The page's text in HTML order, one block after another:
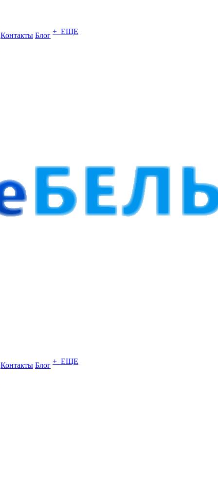
Контакты Блог + ЕЩЕ
Контакты Блог + ЕЩЕ